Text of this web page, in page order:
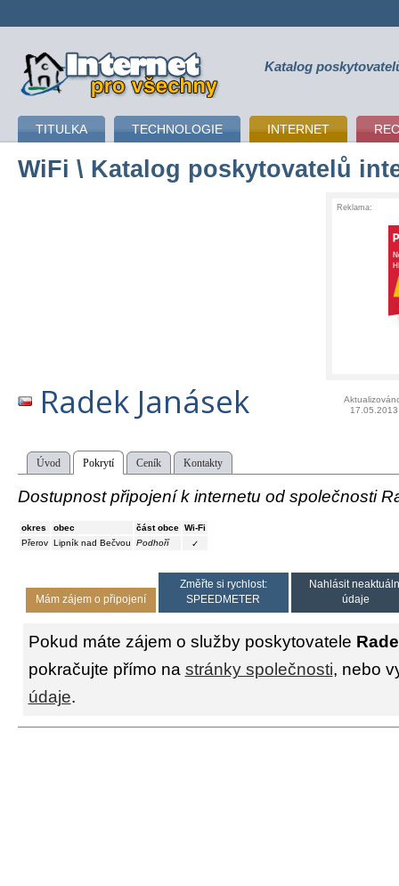
připojení k internetu Katalog
TITULKA TECHNOLOGIE INTERNET
WiFi \ Katalog poskytovatelů
Reklama:
Radek Janásek
17.05.2013
Úvod Pokrytí Ceník Kontakty
Dostupnost připojení k internetu od společnosti
okres obec část obce Wi-Fi
Přerov Lipník nad Bečvou Podhoří ✓
Mám zájem o připojení
Změřte si rychlost:
SPEEDMETER
Nahlásit
údaje
Pokud máte zájem o služby poskytovatele
pokračujte přímo na stránky společnosti, nebo
údaje.